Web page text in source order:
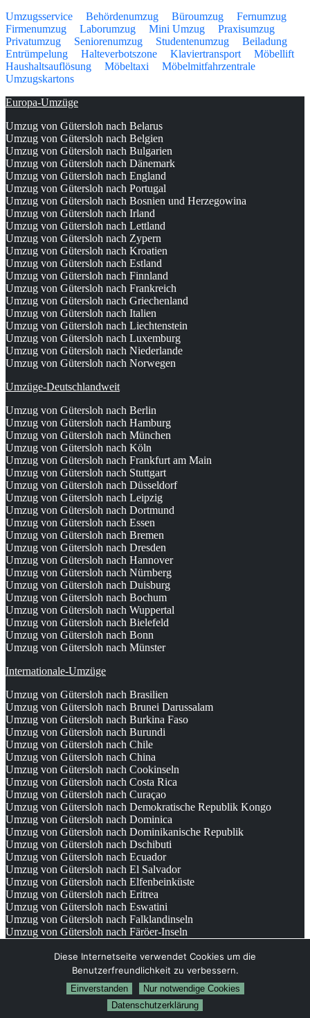
Umzugsservice
Behördenumzug Büroumzug
Fernumzug
Firmenumzug
Laborumzug Mini Umzug
Praxisumzug
Privatumzug
Seniorenumzug Studentenumzug
Beiladung
Entrümpelung
Halteverbotszone Klaviertransport
Möbellift
Haushaltsauflösung
Möbeltaxi
Möbelmitfahrzentrale
Umzugskartons
Europa-Umzüge
Umzug von Gütersloh nach Belarus
Umzug von Gütersloh nach Belgien
Umzug von Gütersloh nach Bulgarien
Umzug von Gütersloh nach Dänemark
Umzug von Gütersloh nach England
Umzug von Gütersloh nach Portugal
Umzug von Gütersloh nach Bosnien und Herzegowina
Umzug von Gütersloh nach Irland
Umzug von Gütersloh nach Lettland
Umzug von Gütersloh nach Zypern
Umzug von Gütersloh nach Kroatien
Umzug von Gütersloh nach Estland
Umzug von Gütersloh nach Finnland
Umzug von Gütersloh nach Frankreich
Umzug von Gütersloh nach Griechenland
Umzug von Gütersloh nach Italien
Umzug von Gütersloh nach Liechtenstein
Umzug von Gütersloh nach Luxemburg
Umzug von Gütersloh nach Niederlande
Umzug von Gütersloh nach Norwegen
Umzüge-Deutschlandweit
Umzug von Gütersloh nach Berlin
Umzug von Gütersloh nach Hamburg
Umzug von Gütersloh nach München
Umzug von Gütersloh nach Köln
Umzug von Gütersloh nach Frankfurt am Main
Umzug von Gütersloh nach Stuttgart
Umzug von Gütersloh nach Düsseldorf
Umzug von Gütersloh nach Leipzig
Umzug von Gütersloh nach Dortmund
Umzug von Gütersloh nach Essen
Umzug von Gütersloh nach Bremen
Umzug von Gütersloh nach Dresden
Umzug von Gütersloh nach Hannover
Umzug von Gütersloh nach Nürnberg
Umzug von Gütersloh nach Duisburg
Umzug von Gütersloh nach Bochum
Umzug von Gütersloh nach Wuppertal
Umzug von Gütersloh nach Bielefeld
Umzug von Gütersloh nach Bonn
Umzug von Gütersloh nach Münster
Internationale-Umzüge
Umzug von Gütersloh nach Brasilien
Umzug von Gütersloh nach Brunei Darussalam
Umzug von Gütersloh nach Burkina Faso
Umzug von Gütersloh nach Burundi
Umzug von Gütersloh nach Chile
Umzug von Gütersloh nach China
Umzug von Gütersloh nach Cookinseln
Umzug von Gütersloh nach Costa Rica
Umzug von Gütersloh nach Curaçao
Umzug von Gütersloh nach Demokratische Republik Kongo
Umzug von Gütersloh nach Dominica
Umzug von Gütersloh nach Dominikanische Republik
Umzug von Gütersloh nach Dschibuti
Umzug von Gütersloh nach Ecuador
Umzug von Gütersloh nach El Salvador
Umzug von Gütersloh nach Elfenbeinküste
Umzug von Gütersloh nach Eritrea
Umzug von Gütersloh nach Eswatini
Umzug von Gütersloh nach Falklandinseln
Umzug von Gütersloh nach Färöer-Inseln
Umzugsunternehmen Gütersloh
Diese Internetseite verwendet Cookies um die
Benutzerfreundlichkeit zu verbessern.
Einverstanden
Nur notwendige Cookies
Datenschutzerklärung